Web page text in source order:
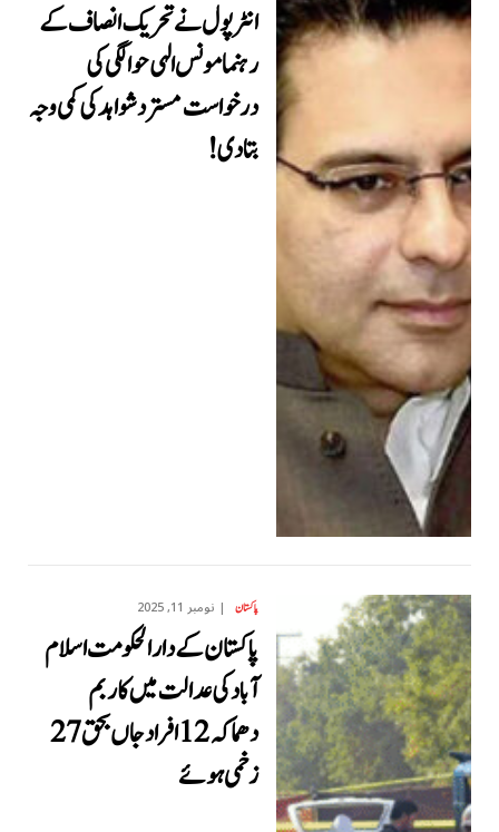
انٹرپول نے تحریک انصاف کے
رہنما مونس الہی حوالگی کی
درخواست مسترد شواہد کی کمی وجہ
بتادی !
پاکستان نومبر 11, 2025
پاکستان کے دارالحکومت اسلام
آباد کی عدالت میں کار بم
دھماکہ 12 افراد جاں بحق 27
زخمی ہوئے